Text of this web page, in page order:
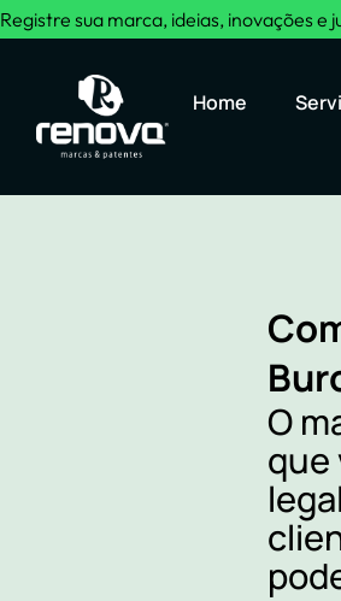
Registre sua marca, ideias, inovações e
Home
O
que